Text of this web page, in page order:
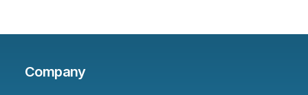
Company